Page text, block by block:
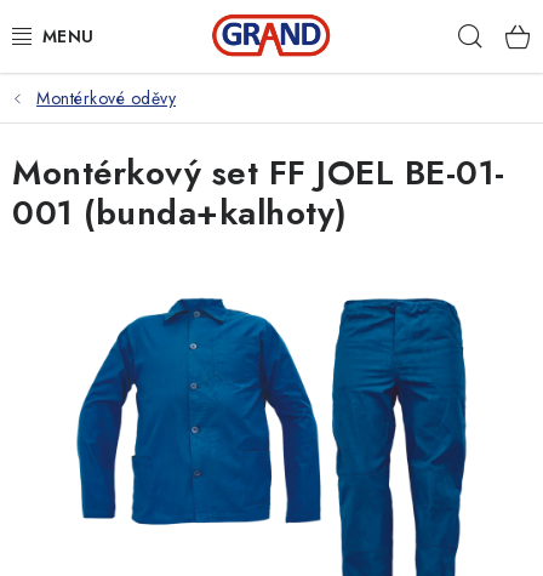
na
AKČNÍ NABÍDKA
PRACOVNÍ OBUV
PRACOVNÍ RUKAVICE
VOLNOČASOVÉ OBLEČENÍ
OCHRANNÉ POMŮCKY
DROGERIE
Montérkové oděvy
Montérkový set FF JOEL BE-01-
001 (bunda+kalhoty)